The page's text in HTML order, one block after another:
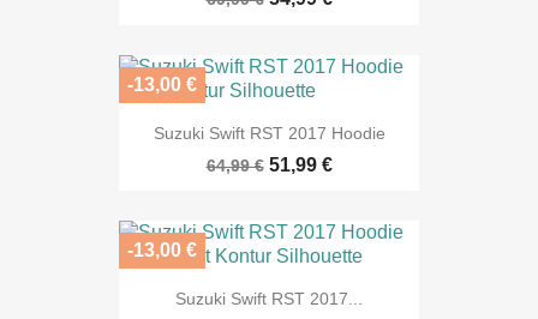
Suzuki Swift RST 2017 Hoodie
64,99 € 51,99 €
-13,00 €
Suzuki Swift RST 2017...
-13,00 €